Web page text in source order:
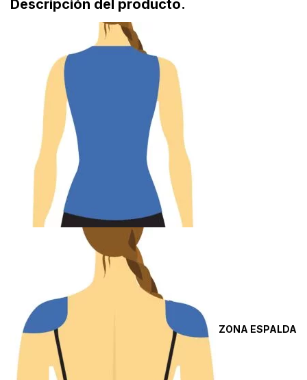
Descripción del producto.
ZONA ESPALDA